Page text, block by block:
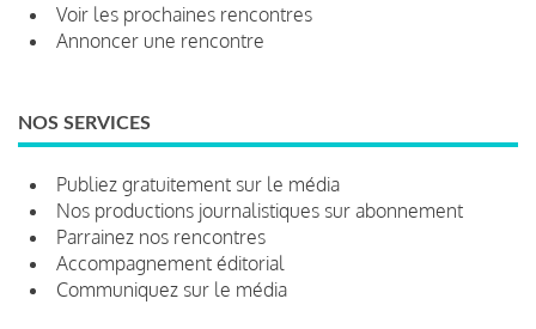
Voir les prochaines rencontres
Annoncer une rencontre
NOS SERVICES
Publiez gratuitement sur le média
Nos productions journalistiques sur abonnement
Parrainez nos rencontres
Accompagnement éditorial
Communiquez sur le média